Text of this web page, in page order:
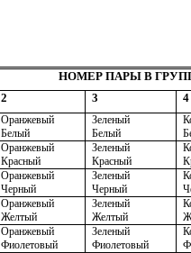
НОМЕР ПАРЫ В
2 3 4
Оранжевый
Белый
Зеленый
Белый
Оранжевый
Красный
Зеленый
Красный
Оранжевый
Черный
Зеленый
Черный
Оранжевый
Желтый
Зеленый
Желтый
Оранжевый
Фиолетовый
Зеленый
Фиолетовый